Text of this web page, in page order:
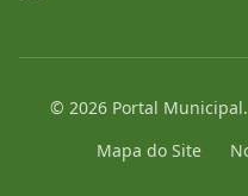
© 2026 Portal Municipal
Mapa do Site